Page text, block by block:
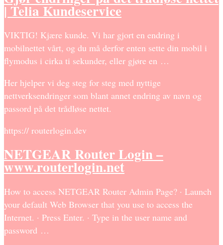
| Telia Kundeservice
VIKTIG! Kjære kunde. Vi har gjort en endring i
mobilnettet vårt, og du må derfor enten sette din mobil i
flymodus i cirka ti sekunder, eller gjøre en …
Her hjelper vi deg steg for steg med nyttige
nettverksendringer som blant annet endring av navn og
passord på det trådløse nettet.
https:// routerlogin.dev
NETGEAR Router Login –
www.routerlogin.net
How to access NETGEAR Router Admin Page? · Launch
your default Web Browser that you use to access the
Internet. · Press Enter. · Type in the user name and
password …